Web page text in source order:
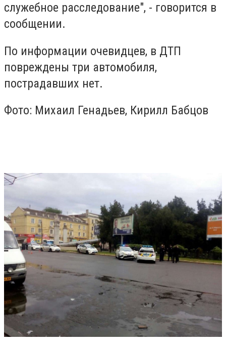
служебное расследование", - говорится в
сообщении.
По информации очевидцев, в ДТП
повреждены три автомобиля,
пострадавших нет.
Фото: Михаил Генадьев, Кирилл Бабцов